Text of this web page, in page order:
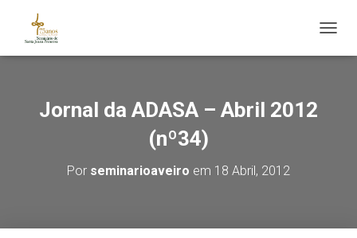
Jornal da ADASA – Abril 2012
(nº34)
Por seminarioaveiro em 18 Abril, 2012